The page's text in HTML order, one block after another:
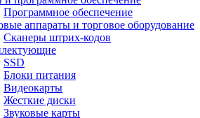
Программное обеспечение
аппараты и торговое оборудование
Сканеры штрих-кодов
SSD
Блоки питания
Видеокарты
Жесткие диски
Звуковые карты